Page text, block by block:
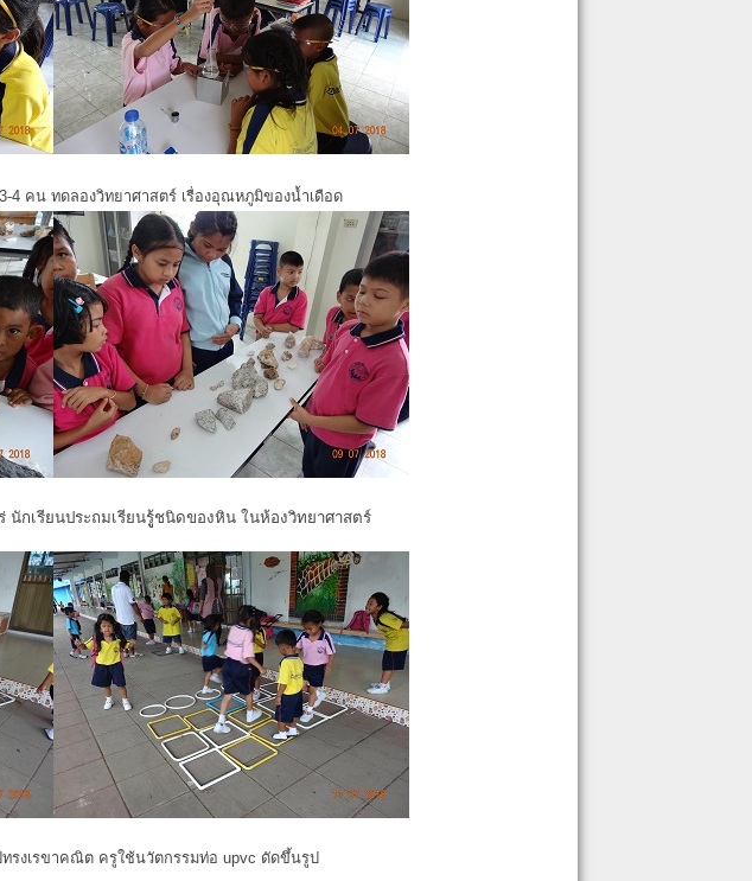
4 คน ทดลองวิทยาศาสตร์ เรื่องอุณหภูมิของน้ำเดือด
นักเรียนประถมเรียนรูู้ชนิดของหิน ในห้องวิทยาศาสตร์
รงเรขาคณิต ครูใช้นวัตกรรมท่อ upvc ดัดขึ้นรูป